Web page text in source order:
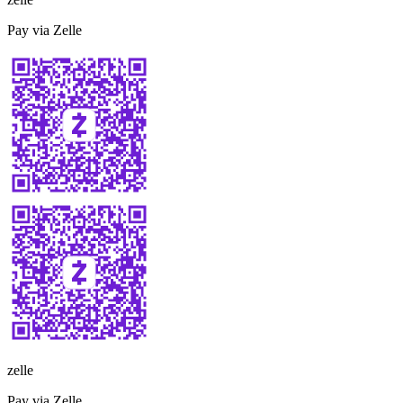
Pay via Zelle
zelle